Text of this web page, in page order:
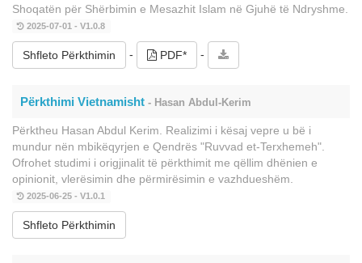
Shoqatën për Shërbimin e Mesazhit Islam në Gjuhë të Ndryshme.
2025-07-01 - V1.0.8
Shfleto Përkthimin - PDF* -
Përkthimi Vietnamisht - Hasan Abdul-Kerim
Përktheu Hasan Abdul Kerim. Realizimi i kësaj vepre u bë i
mundur nën mbikëqyrjen e Qendrës "Ruvvad et-Terxhemeh".
Ofrohet studimi i origjinalit të përkthimit me qëllim dhënien e
opinionit, vlerësimin dhe përmirësimin e vazhdueshëm.
2025-06-25 - V1.0.1
Shfleto Përkthimin